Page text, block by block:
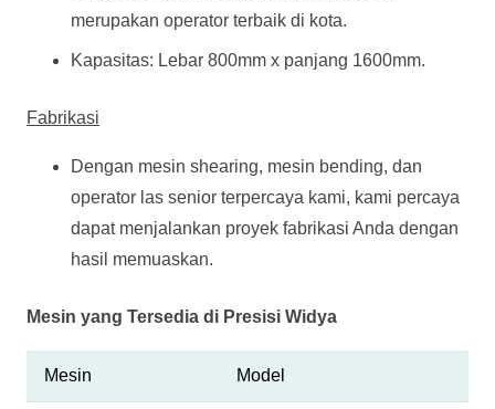
merupakan operator terbaik di kota.
Kapasitas: Lebar 800mm x panjang 1600mm.
Fabrikasi
Dengan mesin shearing, mesin bending, dan
operator las senior terpercaya kami, kami percaya
dapat menjalankan proyek fabrikasi Anda dengan
hasil memuaskan.
Mesin yang Tersedia di Presisi Widya
Mesin Model